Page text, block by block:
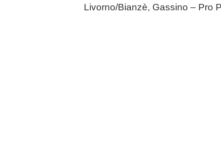
Livorno/Bianzè, Gassino – Pro